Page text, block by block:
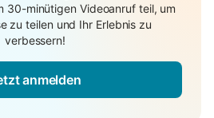
30-minütigen Videoanruf teil, um
zu teilen und Ihr Erlebnis zu
verbessern!
anmelden